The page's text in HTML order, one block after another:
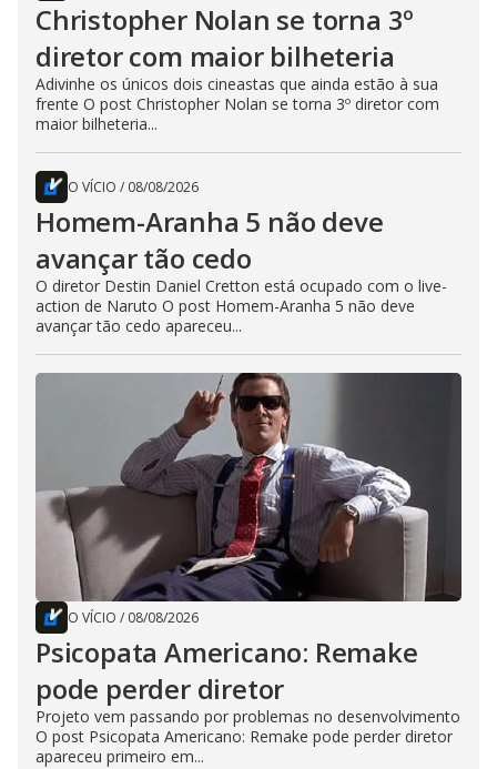
Christopher Nolan se torna 3º
diretor com maior bilheteria
Adivinhe os únicos dois cineastas que ainda estão à sua
frente O post Christopher Nolan se torna 3º diretor com
maior bilheteria...
O VÍCIO / 08/08/2026
Homem-Aranha 5 não deve
avançar tão cedo
O diretor Destin Daniel Cretton está ocupado com o live-
action de Naruto O post Homem-Aranha 5 não deve
avançar tão cedo apareceu...
O VÍCIO / 08/08/2026
Psicopata Americano: Remake
pode perder diretor
Projeto vem passando por problemas no desenvolvimento
O post Psicopata Americano: Remake pode perder diretor
apareceu primeiro em...